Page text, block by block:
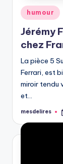
Posted
in
humour
Jérémy
chez
La pièce 5
Ferrari, est
miroir tendu
et…
Posted
mesdelires